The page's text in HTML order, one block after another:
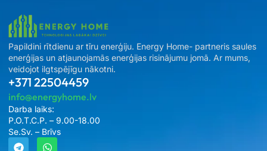
Papildini rītdienu ar tīru enerģiju. Energy Home- partneris saules
enerģijas un atjaunojamās enerģijas risinājumu jomā. Ar mums,
veidojot ilgtspējīgu nākotni.
+371 22504459
info@energyhome.lv
Darba laiks:
P.O.T.C.P. – 9.00-18.00
Se.Sv. – Brīvs